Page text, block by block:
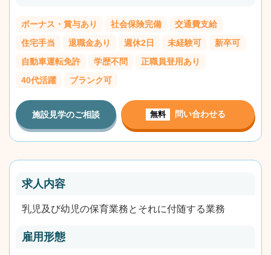
ボーナス・賞与あり 社会保険完備
交通費支給
住宅手当
退職金あり 週休2日 未経験可
新卒可
自動車運転免許
学歴不問
正職員登用あり
40代活躍
ブランク可
施設見学のご相談 無料 問い合わせる
求人内容
乳児及び幼児の保育業務とそれに付随する業務
雇用形態